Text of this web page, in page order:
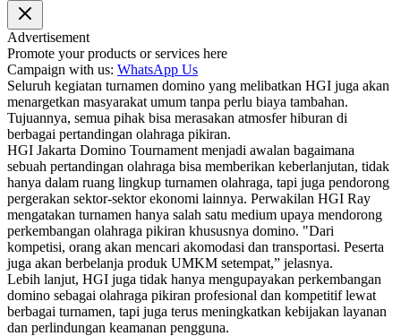
Advertisement
Promote your products or services here
Campaign with us: WhatsApp Us
Seluruh kegiatan turnamen domino yang melibatkan HGI juga akan
menargetkan masyarakat umum tanpa perlu biaya tambahan.
Tujuannya, semua pihak bisa merasakan atmosfer hiburan di
berbagai pertandingan olahraga pikiran.
HGI Jakarta Domino Tournament menjadi awalan bagaimana
sebuah pertandingan olahraga bisa memberikan keberlanjutan, tidak
hanya dalam ruang lingkup turnamen olahraga, tapi juga pendorong
pergerakan sektor-sektor ekonomi lainnya. Perwakilan HGI Ray
mengatakan turnamen hanya salah satu medium upaya mendorong
perkembangan olahraga pikiran khususnya domino. "Dari
kompetisi, orang akan mencari akomodasi dan transportasi. Peserta
juga akan berbelanja produk UMKM setempat,” jelasnya.
Lebih lanjut, HGI juga tidak hanya mengupayakan perkembangan
domino sebagai olahraga pikiran profesional dan kompetitif lewat
berbagai turnamen, tapi juga terus meningkatkan kebijakan layanan
dan perlindungan keamanan pengguna.